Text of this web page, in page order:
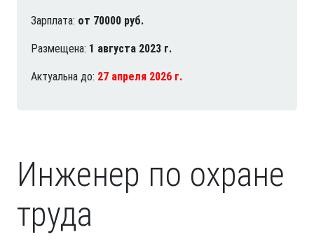
Зарплата: от 70000 руб.
Размещена: 1 августа 2023 г.
Актуальна до: 27 апреля 2026 г.
Инженер по охране
труда